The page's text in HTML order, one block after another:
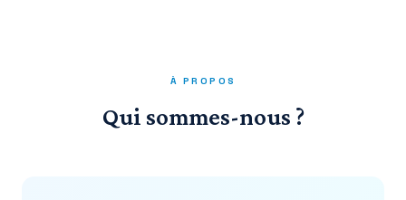
À PROPOS
Qui sommes-nous ?